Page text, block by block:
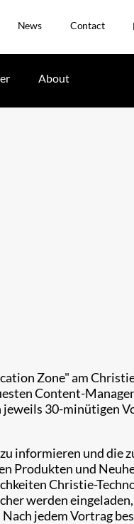
News Contact
About
Zone" am
Content-
jeweils 30-minütigen
und die
Produkten und
Christie-
werden
jedem Vortrag